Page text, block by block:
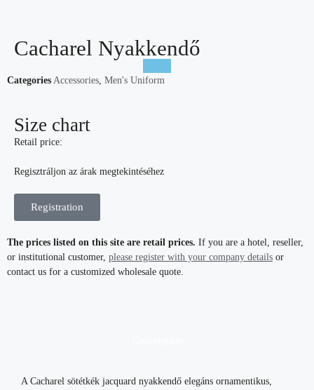
Cacharel Nyakkendő
Categories Accessories, Men's Uniform
Size chart
Retail price:
Regisztráljon az árak megtekintéséhez
Registration
The prices listed on this site are retail prices. If you are a hotel, reseller,
or institutional customer, please register with your company details or
contact us for a customized wholesale quote.
A Cacharel sötétkék jacquard nyakkendő elegáns ornamentikus,